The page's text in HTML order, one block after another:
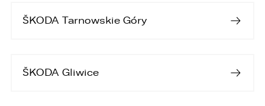
ŠKODA Tarnowskie Góry
ŠKODA Gliwice